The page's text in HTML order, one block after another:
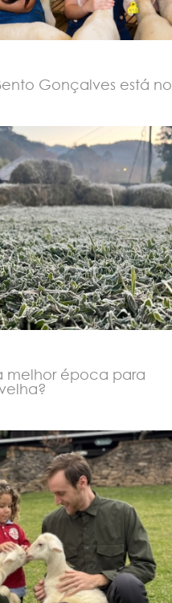
Gonçalves está no
melhor época para